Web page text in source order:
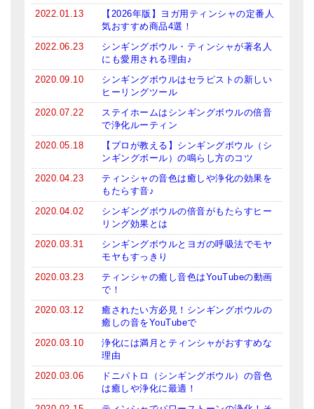
2022.01.13
【2026年版】ヨガ用ティンシャの定番人
気おすすめ商品4選！
2022.06.23
シンギングボウル・ティンシャが著名人
にも愛用される理由♪
2020.09.10
シンギングボウルはセラピストの新しい
ヒーリングツール
2020.07.22
ステイホームはシンギングボウルの倍音
で浄化ルーティン
2020.05.18
【プロが教える】シンギングボウル（シ
ンギングボール）の鳴らし方のコツ
2020.04.23
ティンシャの音色は癒しや浄化の効果を
もたらす音♪
2020.04.02
シンギングボウルの倍音がもたらすヒー
リング効果とは
2020.03.31
シンギングボウルとヨガの呼吸法でモヤ
モヤもすっきり
2020.03.23
ティンシャの癒し音色はYouTubeの動画
で！
2020.03.12
癒されたい方必見！シンギングボウルの
癒しの音をYouTubeで
2020.03.10
浄化には満月とティンシャがおすすめな
理由
2020.03.06
ドニパトロ（シンギングボウル）の音色
は癒しや浄化に最適！